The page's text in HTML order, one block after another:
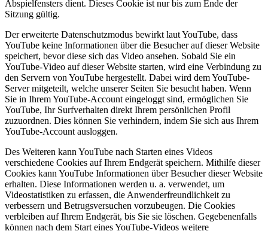
Abspielfensters dient. Dieses Cookie ist nur bis zum Ende der
Sitzung gültig.
Der erweiterte Datenschutzmodus bewirkt laut YouTube, dass
YouTube keine Informationen über die Besucher auf dieser Website
speichert, bevor diese sich das Video ansehen. Sobald Sie ein
YouTube-Video auf dieser Website starten, wird eine Verbindung zu
den Servern von YouTube hergestellt. Dabei wird dem YouTube-
Server mitgeteilt, welche unserer Seiten Sie besucht haben. Wenn
Sie in Ihrem YouTube-Account eingeloggt sind, ermöglichen Sie
YouTube, Ihr Surfverhalten direkt Ihrem persönlichen Profil
zuzuordnen. Dies können Sie verhindern, indem Sie sich aus Ihrem
YouTube-Account ausloggen.
Des Weiteren kann YouTube nach Starten eines Videos
verschiedene Cookies auf Ihrem Endgerät speichern. Mithilfe dieser
Cookies kann YouTube Informationen über Besucher dieser Website
erhalten. Diese Informationen werden u. a. verwendet, um
Videostatistiken zu erfassen, die Anwenderfreundlichkeit zu
verbessern und Betrugsversuchen vorzubeugen. Die Cookies
verbleiben auf Ihrem Endgerät, bis Sie sie löschen. Gegebenenfalls
können nach dem Start eines YouTube-Videos weitere